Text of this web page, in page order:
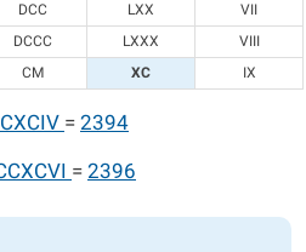
DCC LXX
VII
DCCC LXXX
VIII
CM XC IX
= 2394
= 2396